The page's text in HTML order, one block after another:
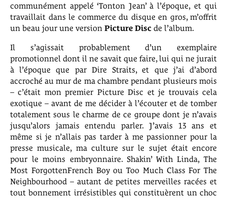
communément appelé ‘Tonton Jean’ à l’époque, et qui
travaillait dans le commerce du disque en gros, m’offrit
un beau jour une version Picture Disc de l’album.
Il s’agissait probablement d’un exemplaire
promotionnel dont il ne savait que faire, lui qui ne jurait
à l’époque que par Dire Straits, et que j’ai d’abord
accroché au mur de ma chambre pendant plusieurs mois
– c’était mon premier Picture Disc et je trouvais cela
exotique – avant de me décider à l’écouter et de tomber
totalement sous le charme de ce groupe dont je n’avais
jusqu’alors jamais entendu parler. J’avais 13 ans et
même si je n’allais pas tarder à me passionner pour la
presse musicale, ma culture sur le sujet était encore
pour le moins embryonnaire. Shakin’ With Linda, The
Most ForgottenFrench Boy ou Too Much Class For The
Neighbourhood – autant de petites merveilles racées et
tout bonnement irrésistibles qui constituèrent un choc